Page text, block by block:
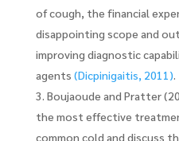
of cough, the financial
disappointing scope and
improving diagnostic
agents (Dicpinigaitis, 2011).
Boujaoude and Pratter
the most effective
common cold and discuss